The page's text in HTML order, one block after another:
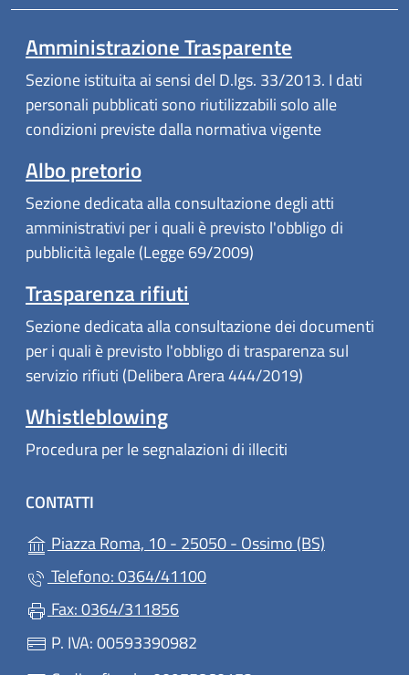
Amministrazione Trasparente
Sezione istituita ai sensi del D.lgs. 33/2013. I dati
personali pubblicati sono riutilizzabili solo alle
condizioni previste dalla normativa vigente
Albo pretorio
Sezione dedicata alla consultazione degli atti
amministrativi per i quali è previsto l'obbligo di
pubblicità legale (Legge 69/2009)
Trasparenza rifiuti
Sezione dedicata alla consultazione dei documenti
per i quali è previsto l'obbligo di trasparenza sul
servizio rifiuti (Delibera Arera 444/2019)
Whistleblowing
Procedura per le segnalazioni di illeciti
CONTATTI
Piazza Roma, 10 - 25050 - Ossimo (BS)
Telefono: 0364/41100
Fax: 0364/311856
P. IVA: 00593390982